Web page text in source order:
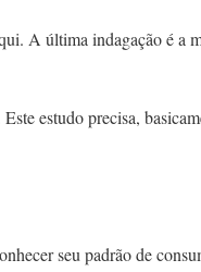
A última indagação é a
estudo precisa,
seu padrão de